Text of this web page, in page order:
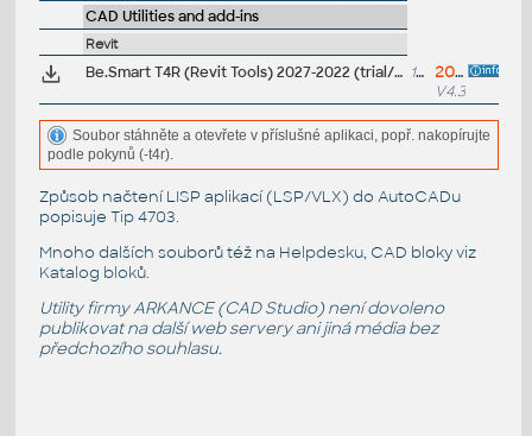
CAD Utilities and add-ins
Revit
Be.Smart T4R (Revit Tools) 2027-2022 (trial/update) - doplňkové nástroje pro Autodesk Revit, vč. JobTime, BIMsign, patra, kóty, výkazy, filtry, prostupy, příkaz. řádek, potrubí, izolace, kdo změnil... (CZ/EN/FR/ES/PL) 125MB
20.6.2026
V4.3.0
Soubor stáhněte a otevřete v příslušné aplikaci, popř. nakopírujte
podle pokynů (-t4r).
Způsob načtení LISP aplikací (LSP/VLX) do AutoCADu
popisuje Tip 4703.
Mnoho dalších souborů též na Helpdesku, CAD bloky viz
Katalog bloků.
Utility firmy ARKANCE (CAD Studio) není dovoleno
publikovat na další web servery ani jiná média bez
předchozího souhlasu.